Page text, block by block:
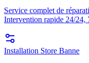
Service complet de
Intervention rapide 24/24,
Installation Store Banne